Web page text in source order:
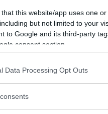
that this website/app uses one
but not limited to your
to Google and its third-party
consent section.
Data Processing Opt Outs
2019-10-29